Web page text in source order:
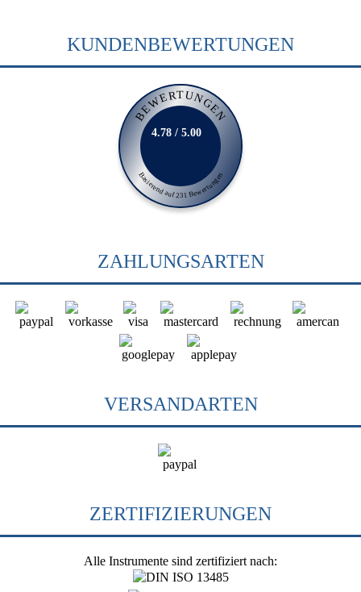
KUNDENBEWERTUNGEN
BEWERTUNGEN
Basierend auf 231 Bewertungen
4.78 / 5.00
ZAHLUNGSARTEN
VERSANDARTEN
ZERTIFIZIERUNGEN
Alle Instrumente sind zertifiziert nach: